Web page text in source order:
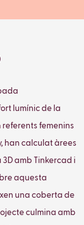
lumínic de la
femenins
han calculat àrees
amb Tinkercad i
aquesta
una coberta de
culmina amb